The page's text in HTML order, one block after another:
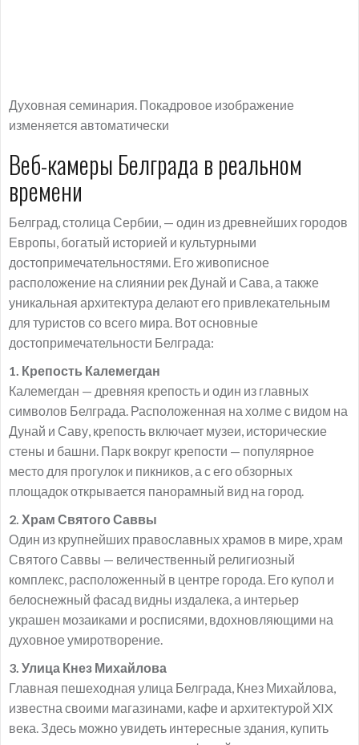
Духовная семинария. Покадровое изображение
изменяется автоматически
Веб-камеры Белграда в реальном
времени
Белград, столица Сербии, — один из древнейших городов
Европы, богатый историей и культурными
достопримечательностями. Его живописное
расположение на слиянии рек Дунай и Сава, а также
уникальная архитектура делают его привлекательным
для туристов со всего мира. Вот основные
достопримечательности Белграда:
1. Крепость Калемегдан
Калемегдан — древняя крепость и один из главных
символов Белграда. Расположенная на холме с видом на
Дунай и Саву, крепость включает музеи, исторические
стены и башни. Парк вокруг крепости — популярное
место для прогулок и пикников, а с его обзорных
площадок открывается панорамный вид на город.
2. Храм Святого Саввы
Один из крупнейших православных храмов в мире, храм
Святого Саввы — величественный религиозный
комплекс, расположенный в центре города. Его купол и
белоснежный фасад видны издалека, а интерьер
украшен мозаиками и росписями, вдохновляющими на
духовное умиротворение.
3. Улица Кнез Михайлова
Главная пешеходная улица Белграда, Кнез Михайлова,
известна своими магазинами, кафе и архитектурой XIX
века. Здесь можно увидеть интересные здания, купить